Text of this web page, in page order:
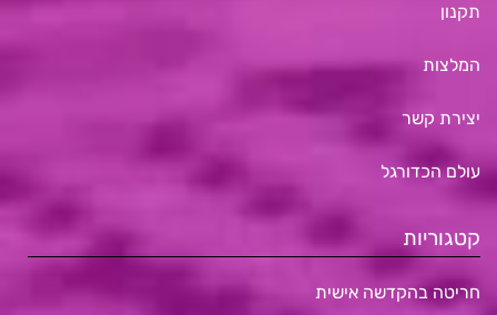
תקנון
המלצות
יצירת קשר
עולם הכדורגל
קטגוריות
חריטה בהקדשה אישית